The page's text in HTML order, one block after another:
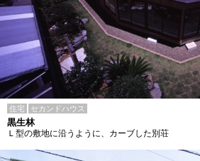
住宅 セカンドハウス
黒生林
Ｌ型の敷地に沿うように、カーブした別荘